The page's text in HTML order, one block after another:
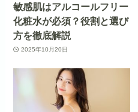
敏感肌はアルコールフリー
化粧水が必須？役割と選び
方を徹底解説
2025年10月20日